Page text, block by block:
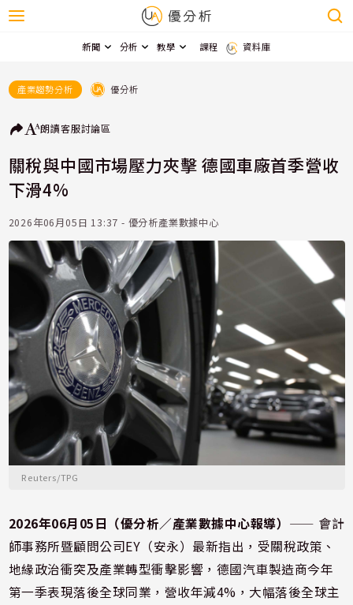
新聞 分析 教學 課程 資料庫
產業趨勢分析 優分析
朗讀客服討論區
關稅與中國市場壓力夾擊 德國車廠首季營收
下滑4%
2026年06月05日 13:37 - 優分析產業數據中心
Reuters/TPG
2026年06月05日（優分析／產業數據中心報導） ⸺ 會計
師事務所暨顧問公司EY（安永）最新指出，受關稅政策、
地緣政治衝突及產業轉型衝擊影響，德國汽車製造商今年
第一季表現落後全球同業，營收年減4%，大幅落後全球主